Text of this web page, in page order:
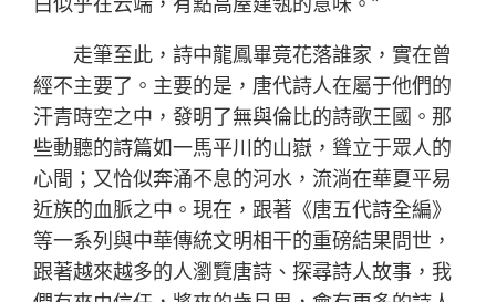
走筆至此，詩中龍鳳畢竟花落誰家，實在曾
經不主要了。主要的是，唐代詩人在屬于他們的
汗青時空之中，發明了無與倫比的詩歌王國。那
些動聽的詩篇如一馬平川的山嶽，聳立于眾人的
心間；又恰似奔涌不息的河水，流淌在華夏平易
近族的血脈之中。現在，跟著《唐五代詩全編》
等一系列與中華傳統文明相干的重磅結果問世，
跟著越來越多的人瀏覽唐詩、探尋詩人故事，我